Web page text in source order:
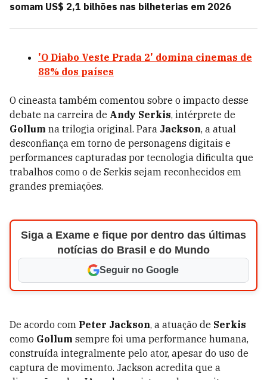
somam US$ 2,1 bilhões nas bilheterias em 2026
'O Diabo Veste Prada 2' domina cinemas de
88% dos países
O cineasta também comentou sobre o impacto desse
debate na carreira de Andy Serkis, intérprete de
Gollum na trilogia original. Para Jackson, a atual
desconfiança em torno de personagens digitais e
performances capturadas por tecnologia dificulta que
trabalhos como o de Serkis sejam reconhecidos em
grandes premiações.
Siga a Exame e fique por dentro das últimas
notícias do Brasil e do Mundo
Seguir no Google
De acordo com Peter Jackson, a atuação de Serkis
como Gollum sempre foi uma performance humana,
construída integralmente pelo ator, apesar do uso de
captura de movimento. Jackson acredita que a